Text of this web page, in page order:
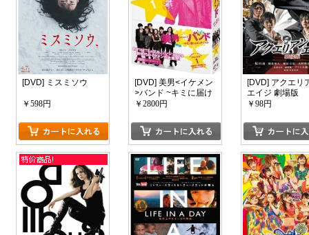
[DVD] ミスミソウ
￥598円
[DVD] 美男<イケメン
>バンド ~キミに届け
るピュアビート DVD-
￥2800円
[DVD] アクエリ
エイジ 劇場版
￥98円